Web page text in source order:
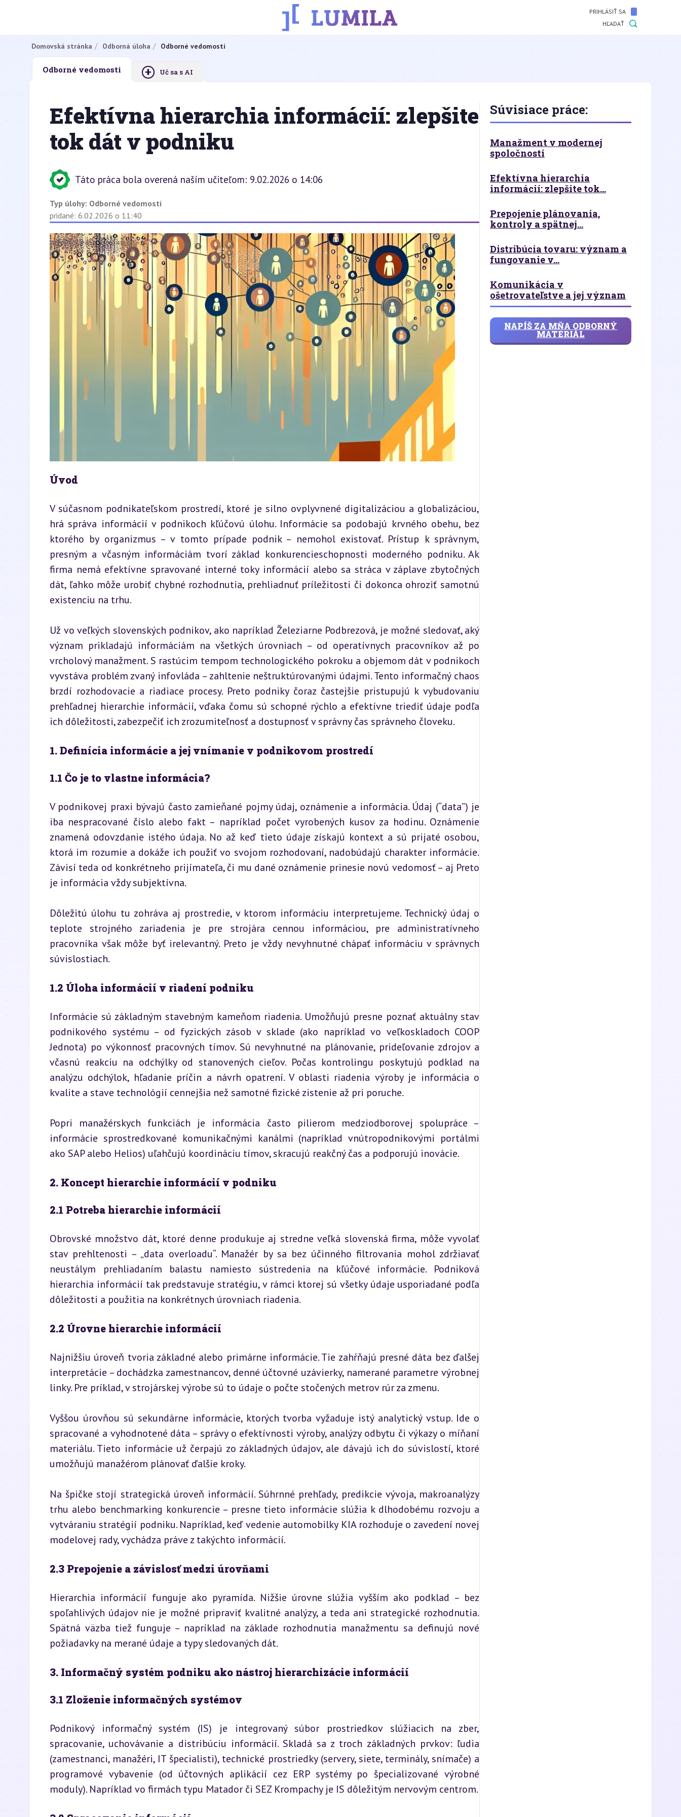
PRIHLÁSIŤ SA
HĽADAŤ
Domovská stránka Odborná úloha Odborné vedomosti
Odborné vedomosti + Uč sa s AI
Efektívna hierarchia informácií: zlepšite
tok dát v podniku
Táto práca bola overená naším učiteľom: 9.02.2026 o 14:06
Typ úlohy: Odborné vedomosti
pridané: 6.02.2026 o 11:40
Úvod
V súčasnom podnikateľskom prostredí, ktoré je silno ovplyvnené digitalizáciou a globalizáciou,
hrá správa informácií v podnikoch kľúčovú úlohu. Informácie sa podobajú krvného obehu, bez
ktorého by organizmus – v tomto prípade podnik – nemohol existovať. Prístup k správnym,
presným a včasným informáciám tvorí základ konkurencieschopnosti moderného podniku. Ak
firma nemá efektívne spravované interné toky informácií alebo sa stráca v záplave zbytočných
dát, ľahko môže urobiť chybné rozhodnutia, prehliadnuť príležitosti či dokonca ohroziť samotnú
existenciu na trhu.
Už vo veľkých slovenských podnikov, ako napríklad Železiarne Podbrezová, je možné sledovať, aký
význam prikladajú informáciám na všetkých úrovniach – od operatívnych pracovníkov až po
vrcholový manažment. S rastúcim tempom technologického pokroku a objemom dát v podnikoch
vyvstáva problém zvaný infovláda – zahltenie neštruktúrovanými údajmi. Tento informačný chaos
brzdí rozhodovacie a riadiace procesy. Preto podniky čoraz častejšie pristupujú k vybudovaniu
prehľadnej hierarchie informácií, vďaka čomu sú schopné rýchlo a efektívne triediť údaje podľa
ich dôležitosti, zabezpečiť ich zrozumiteľnosť a dostupnosť v správny čas správneho človeku.
1. Definícia informácie a jej vnímanie v podnikovom prostredí
1.1 Čo je to vlastne informácia?
V podnikovej praxi bývajú často zamieňané pojmy údaj, oznámenie a informácia. Údaj (“data”) je
iba nespracované číslo alebo fakt – napríklad počet vyrobených kusov za hodinu. Oznámenie
znamená odovzdanie istého údaja. No až keď tieto údaje získajú kontext a sú prijaté osobou,
ktorá im rozumie a dokáže ich použiť vo svojom rozhodovaní, nadobúdajú charakter informácie.
Závisí teda od konkrétneho prijímateľa, či mu dané oznámenie prinesie novú vedomosť – aj Preto
je informácia vždy subjektívna.
Dôležitú úlohu tu zohráva aj prostredie, v ktorom informáciu interpretujeme. Technický údaj o
teplote strojného zariadenia je pre strojára cennou informáciou, pre administratívneho
pracovníka však môže byť irelevantný. Preto je vždy nevyhnutné chápať informáciu v správnych
súvislostiach.
1.2 Úloha informácií v riadení podniku
Informácie sú základným stavebným kameňom riadenia. Umožňujú presne poznať aktuálny stav
podnikového systému – od fyzických zásob v sklade (ako napríklad vo veľkoskladoch COOP
Jednota) po výkonnosť pracovných tímov. Sú nevyhnutné na plánovanie, prideľovanie zdrojov a
včasnú reakciu na odchýlky od stanovených cieľov. Počas kontrolingu poskytujú podklad na
analýzu odchýlok, hľadanie príčin a návrh opatrení. V oblasti riadenia výroby je informácia o
kvalite a stave technológií cennejšia než samotné fizické zistenie až pri poruche.
Popri manažérskych funkciách je informácia často pilierom medziodborovej spolupráce –
informácie sprostredkované komunikačnými kanálmi (napríklad vnútropodnikovými portálmi
ako SAP alebo Helios) uľahčujú koordináciu tímov, skracujú reakčný čas a podporujú inovácie.
2. Koncept hierarchie informácií v podniku
2.1 Potreba hierarchie informácií
Obrovské množstvo dát, ktoré denne produkuje aj stredne veľká slovenská firma, môže vyvolať
stav prehltenosti – „data overloadu“. Manažér by sa bez účinného filtrovania mohol zdržiavať
neustálym prehliadaním balastu namiesto sústredenia na kľúčové informácie. Podniková
hierarchia informácií tak predstavuje stratégiu, v rámci ktorej sú všetky údaje usporiadané podľa
dôležitosti a použitia na konkrétnych úrovniach riadenia.
2.2 Úrovne hierarchie informácií
Najnižšiu úroveň tvoria základné alebo primárne informácie. Tie zahŕňajú presné dáta bez ďalšej
interpretácie – dochádzka zamestnancov, denné účtovné uzávierky, namerané parametre výrobnej
linky. Pre príklad, v strojárskej výrobe sú to údaje o počte stočených metrov rúr za zmenu.
Vyššou úrovňou sú sekundárne informácie, ktorých tvorba vyžaduje istý analytický vstup. Ide o
spracované a vyhodnotené dáta – správy o efektívnosti výroby, analýzy odbytu či výkazy o míňaní
materiálu. Tieto informácie už čerpajú zo základných údajov, ale dávajú ich do súvislostí, ktoré
umožňujú manažérom plánovať ďalšie kroky.
Na špičke stojí strategická úroveň informácií. Súhrnné prehľady, predikcie vývoja, makroanalýzy
trhu alebo benchmarking konkurencie – presne tieto informácie slúžia k dlhodobému rozvoju a
vytváraniu stratégií podniku. Napríklad, keď vedenie automobilky KIA rozhoduje o zavedení novej
modelovej rady, vychádza práve z takýchto informácií.
2.3 Prepojenie a závislosť medzi úrovňami
Hierarchia informácií funguje ako pyramída. Nižšie úrovne slúžia vyšším ako podklad – bez
spoľahlivých údajov nie je možné pripraviť kvalitné analýzy, a teda ani strategické rozhodnutia.
Spätná väzba tiež funguje – napríklad na základe rozhodnutia manažmentu sa definujú nové
požiadavky na merané údaje a typy sledovaných dát.
3. Informačný systém podniku ako nástroj hierarchizácie informácií
3.1 Zloženie informačných systémov
Podnikový informačný systém (IS) je integrovaný súbor prostriedkov slúžiacich na zber,
spracovanie, uchovávanie a distribúciu informácií. Skladá sa z troch základných prvkov: ľudia
(zamestnanci, manažéri, IT špecialisti), technické prostriedky (servery, siete, terminály, snímače) a
programové vybavenie (od účtovných aplikácií cez ERP systémy po špecializované výrobné
moduly). Napríklad vo firmách typu Matador či SEZ Krompachy je IS dôležitým nervovým centrom.
Súvisiace práce:
Manažment v modernej
spoločnosti
Efektívna hierarchia
informácií: zlepšite tok...
Prepojenie plánovania,
kontroly a spätnej...
Distribúcia tovaru: význam a
fungovanie v...
Komunikácia v
ošetrovateľstve a jej význam
NAPÍŠ ZA MŇA ODBORNÝ
MATERIÁL